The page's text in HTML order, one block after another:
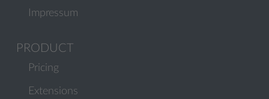
Impressum
PRODUCT
Pricing
Extensions